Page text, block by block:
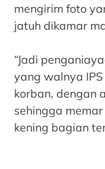
mengirim foto
jatuh dikamar
“Jadi
yang walnya
korban, dengan
sehingga
kening bagian